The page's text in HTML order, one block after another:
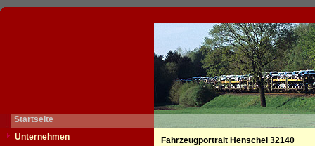
Startseite
Unternehmen
Fahrzeugportrait Henschel 32140